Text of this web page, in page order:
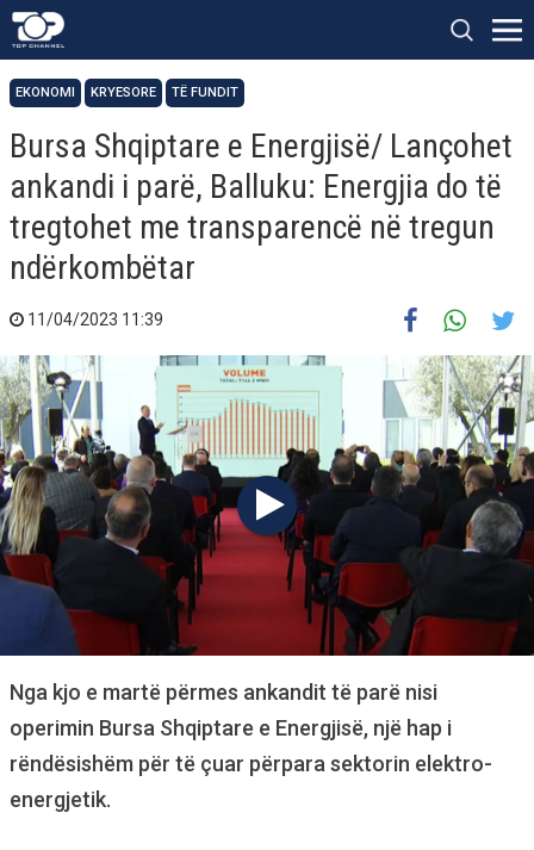
EKONOMI KRYESORE TË FUNDIT
Bursa Shqiptare e Energjisë/ Lançohet
ankandi i parë, Balluku: Energjia do të
tregtohet me transparencë në tregun
ndërkombëtar
11/04/2023 11:39
Nga kjo e martë përmes ankandit të parë nisi
operimin Bursa Shqiptare e Energjisë, një hap i
rëndësishëm për të çuar përpara sektorin elektro-
energjetik.